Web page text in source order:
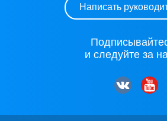
Написать
и следуйте за